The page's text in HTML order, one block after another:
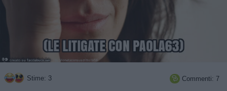
Stime: 3  Commenti: 7